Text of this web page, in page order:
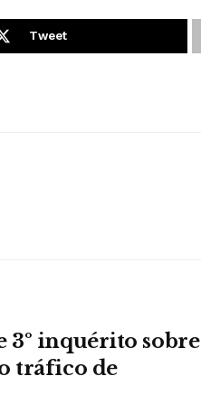
Tweet
3º inquérito sobre
tráfico de